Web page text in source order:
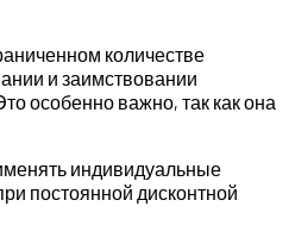
количестве
и заимствовании
особенно важно, так как она
индивидуальные
постоянной дисконтной